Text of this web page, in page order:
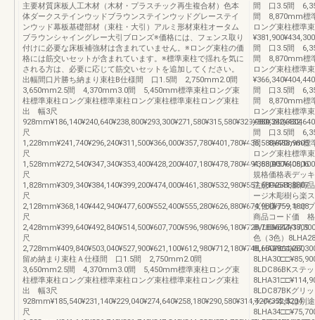
主要材質床板人工木材（木材・プラスチック再生複合材）色本
体ダークステインウッドブラウンステインウッドグレーステイ
ンウッド幕板基礎部材（束柱・大引）アルミ形材束柱オータム
ブラウンシャイングレー大引ブロンズ※価格には、フェンス取り
付けに必要な床板補強材は含まれていません。※ロング束柱の価
格には筋交いセットが含まれています。※標準束柱で揺れを気に
される方は、必要に応じて筋交いセットを追加してください。
出幅間口片勝ち納まり束柱B仕様間 口1.5間 2,750mm2.0間
3,650mm2.5間 4,370mm3.0間 5,450mm標準束柱ロング束
柱標準束柱ロング束柱標準束柱ロング束柱標準束柱ロング束柱
出 幅3尺
928mm¥186,140¥240,640¥238,800¥293,300¥271,580¥315,580¥329,980¥382,3804
尺
1,228mm¥241,740¥296,240¥311,500¥366,000¥357,780¥401,780¥436,580¥488,9805
尺
1,528mm¥272,540¥347,340¥353,400¥428,200¥407,180¥478,780¥491,880¥576,0806
尺
1,828mm¥309,340¥384,140¥399,200¥474,000¥461,380¥532,980¥557,680¥641,8807
尺
2,128mm¥368,140¥442,940¥477,600¥552,400¥555,280¥626,880¥674,980¥759,1808
尺
2,428mm¥399,640¥492,840¥514,500¥607,700¥596,980¥696,180¥728,780¥844,3809
尺
2,728mm¥409,840¥503,040¥527,900¥621,100¥612,980¥712,180¥748,680¥864,280
留め納まり束柱Ａ仕様間 口1.5間 2,750mm2.0間
3,650mm2.5間 4,370mm3.0間 5,450mm標準束柱ロング束
柱標準束柱ロング束柱標準束柱ロング束柱標準束柱ロング束柱
出 幅3尺
928mm¥185,540¥231,140¥229,040¥274,640¥258,180¥290,580¥314,420¥352,5204
尺
間 口3.5間
間 8,870mm標
ロング束柱標準
間 口3.5間
間 8,870mm標
ロング束柱標準
間 口3.5間
間 8,870mm標
ロング束柱標準
間 口3.5間
間 8,870mm標
ロング束柱標準
規格価格表デッ
注意P.2588新商
ージ木彫樹ら楽
ダ仕様デッキオ
商品コード価 格
色（3色）
8LDC86BKステ
8LDC87BKグリ
ライン本体は別